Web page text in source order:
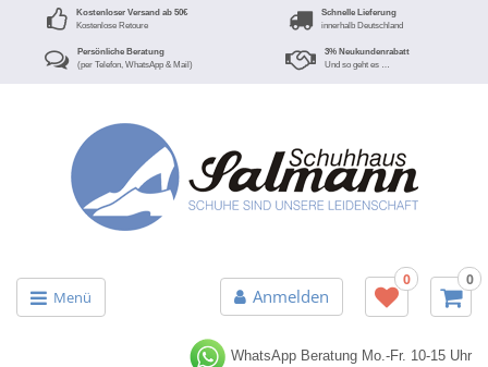
Kostenloser Versand ab 50€
Kostenlose Retoure
Schnelle Lieferung
innerhalb Deutschland
Persönliche Beratung
(per Telefon, WhatsApp & Mail)
3% Neukundenrabatt
Und so geht es …
Menü Anmelden
0 0
WhatsApp Beratung Mo.-Fr. 10-15 Uhr